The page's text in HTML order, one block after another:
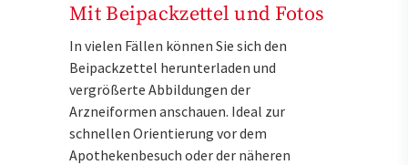
Mit Beipackzettel und Fotos
In vielen Fällen können Sie sich den
Beipackzettel herunterladen und
vergrößerte Abbildungen der
Arzneiformen anschauen. Ideal zur
schnellen Orientierung vor dem
Apothekenbesuch oder der näheren